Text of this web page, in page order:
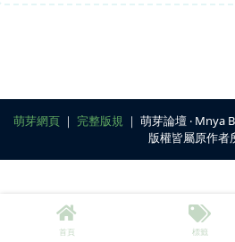
萌芽網頁｜ 完整版規 ｜ 萌芽論壇 ‧ Mnya
版權皆屬原作者
首頁 標籤